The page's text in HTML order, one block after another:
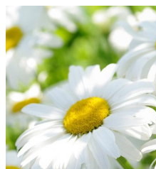
Перейти
к
содержимому